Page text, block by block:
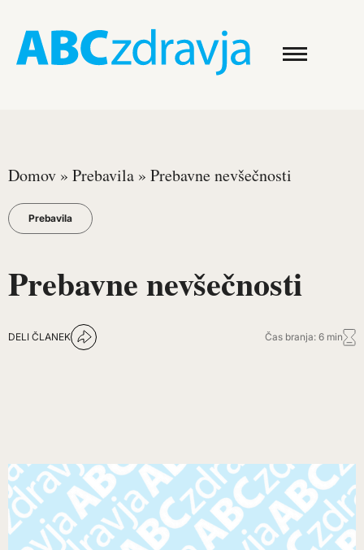
Domov » Prebavila » Prebavne nevšečnosti
Prebavila
Prebavne nevšečnosti
DELI ČLANEK Čas branja: 6 min